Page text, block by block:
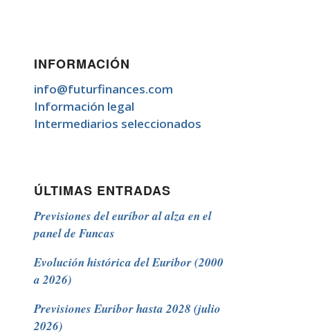
INFORMACIÓN
info@futurfinances.com
Información legal
Intermediarios seleccionados
ÚLTIMAS ENTRADAS
Previsiones del euríbor al alza en el
panel de Funcas
Evolución histórica del Euribor (2000
a 2026)
Previsiones Euribor hasta 2028 (julio
2026)